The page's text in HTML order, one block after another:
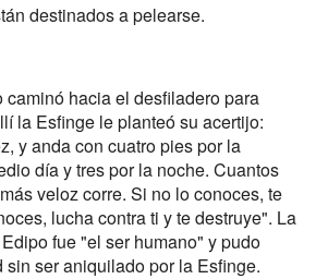
destinados a pelearse.
caminó hacia el desfiladero para
la Esfinge le planteó su acertijo:
y anda con cuatro pies por la
día y tres por la noche. Cuantos
veloz corre. Si no lo conoces, te
lucha contra ti y te destruye". La
fue "el ser humano" y pudo
sin ser aniquilado por la Esfinge.